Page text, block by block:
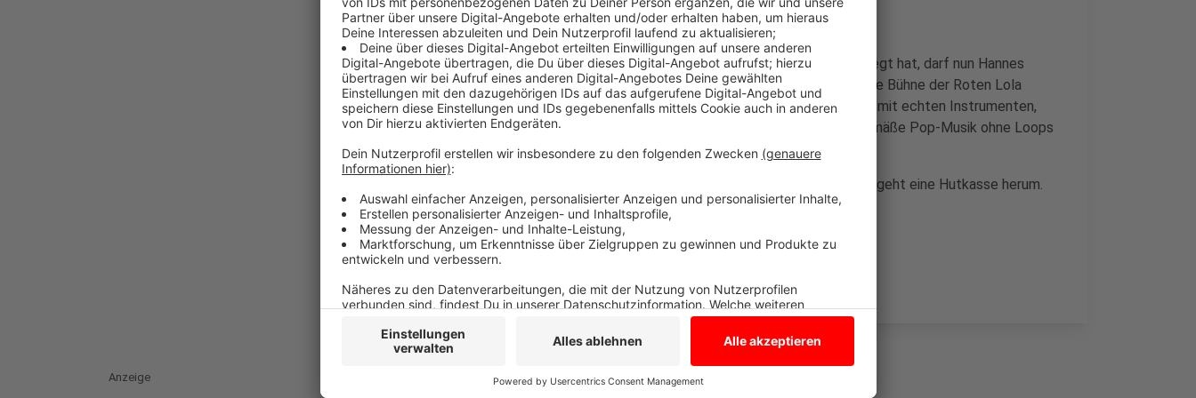
Nachdem am vorigen DonnerstagBinyobereits ordentlich vorgelegt hat, darf nun Hannes
Weyland zusammen mit seinem Keyboarder Nicolas Kozuschek die Bühne der Roten Lola
betreten. In gemütlicher Atmosphäre werden die Zuschauer dann mit echten Instrumenten,
also ganz ohne elektronischen Schnickschnack verwöhnt. Zeitgemäße Pop-Musik ohne Loops
und Auto-Tune.
Los geht es um 20 Uhr, Einlass ist ab 19 Uhr. Statt Eintrittskarten geht eine Hutkasse herum.
Noch mehr Infos findet ihr bei der Roten Lola.
Anzeige
Anzeige